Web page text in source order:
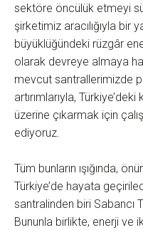
sektöre öncülük etmeyi
şirketimiz aracılığıyla bir
büyüklüğündeki rüzgâr
olarak devreye almaya
mevcut santrallerimizde
artırımlarıyla,
üzerine çıkarmak için
ediyoruz.
Tüm bunların ışığında,
Türkiye’de hayata
santralinden biri Sabancı
Bununla birlikte, enerji ve